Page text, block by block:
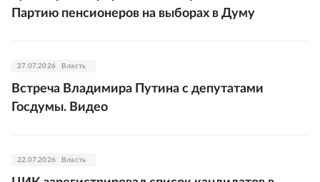
Партию пенсионеров на выборах в Думу
27.07.2026 Власть
Встреча Владимира Путина с депутатами
Госдумы. Видео
22.07.2026 Власть